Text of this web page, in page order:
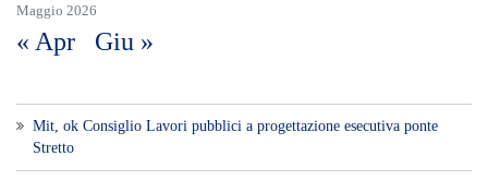
Maggio 2026
« Apr Giu »
Mit, ok Consiglio Lavori pubblici a progettazione esecutiva ponte
Stretto